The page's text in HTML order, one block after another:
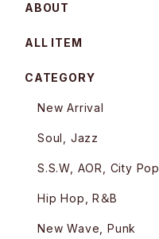
ABOUT
ALL ITEM
CATEGORY
New Arrival
Soul, Jazz
S.S.W, AOR, City Pop
Hip Hop, R＆B
New Wave, Punk